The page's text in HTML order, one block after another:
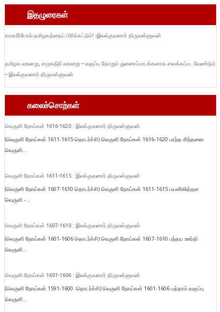
இதழுரைகள்
காசுமீர்போல் தமிழகத்தைப் பிரிக்கட்டும்! -இலக்குவனார் திருவள்ளுவன்
தமிழக வரலாறு, சமூகநீதி வரலாறு – வகுப்பு தோறும் துணைப்பாடங்களாக வைக்கப்பட வேண்டும்
– இலக்குவனார் திருவள்ளுவன்
கலைச்சொற்கள்
வெருளி நோய்கள் 1616-1620 : இலக்குவனார் திருவள்ளுவன்
(வெருளி நோய்கள் 1611-1615 தொடர்ச்சி) வெருளி நோய்கள் 1616-1620 பரந்த சிந்தனை
வெருளி...
வெருளி நோய்கள் 1611-1615 : இலக்குவனார் திருவள்ளுவன்
(வெருளி நோய்கள் 1607-1610 தொடர்ச்சி) வெருளி நோய்கள் 1611-1615 பயனிலித்தள
வெருளி -...
வெருளி நோய்கள் 1607-1610 : இலக்குவனார் திருவள்ளுவன்
(வெருளி நோய்கள் 1601-1606 தொடர்ச்சி) வெருளி நோய்கள் 1607-1610 பந்தய ஊர்தி
வெருளி...
வெருளி நோய்கள் 1601-1606 : இலக்குவனார் திருவள்ளுவன்
(வெருளி நோய்கள் 1591-1600 :தொடர்ச்சி) வெருளி நோய்கள் 1601-1606 பத்தாம் வகுப்பு
வெருளி...